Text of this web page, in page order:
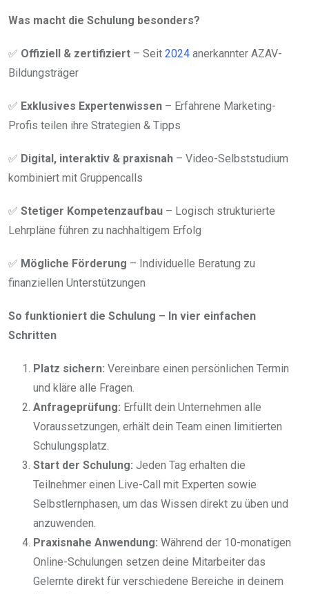
Was macht die Schulung besonders?
✅ Offiziell & zertifiziert – Seit 2024 anerkannter AZAV-
Bildungsträger
✅ Exklusives Expertenwissen – Erfahrene Marketing-
Profis teilen ihre Strategien & Tipps
✅ Digital, interaktiv & praxisnah – Video-Selbststudium
kombiniert mit Gruppencalls
✅ Stetiger Kompetenzaufbau – Logisch strukturierte
Lehrpläne führen zu nachhaltigem Erfolg
✅ Mögliche Förderung – Individuelle Beratung zu
finanziellen Unterstützungen
So funktioniert die Schulung – In vier einfachen
Schritten
Platz sichern: Vereinbare einen persönlichen Termin
und kläre alle Fragen.
Anfrageprüfung: Erfüllt dein Unternehmen alle
Voraussetzungen, erhält dein Team einen limitierten
Schulungsplatz.
Start der Schulung: Jeden Tag erhalten die
Teilnehmer einen Live-Call mit Experten sowie
Selbstlernphasen, um das Wissen direkt zu üben und
anzuwenden.
Praxisnahe Anwendung: Während der 10-monatigen
Online-Schulungen setzen deine Mitarbeiter das
Gelernte direkt für verschiedene Bereiche in deinem